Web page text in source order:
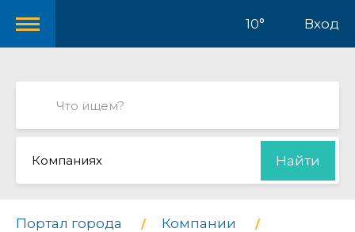
10° Вход
Компаниях Найти
Портал города
Компании